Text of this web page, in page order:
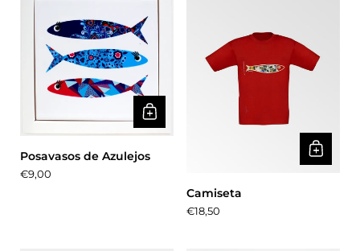
Posavasos de Azulejos
Precio:
€9,00
Camiseta
Precio:
€18,50